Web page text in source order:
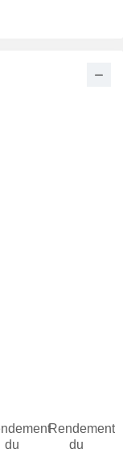
du
Rendement
du